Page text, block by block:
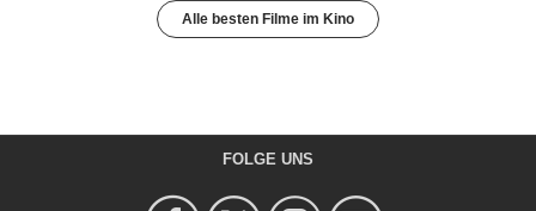
Alle besten Filme im Kino
FOLGE UNS